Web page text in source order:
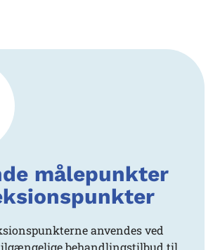
målepunkter
anvendes ved